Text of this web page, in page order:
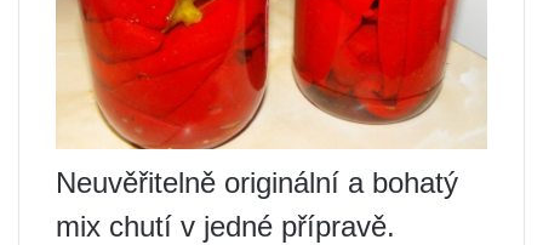
Neuvěřitelně originální a bohatý
mix chutí v jedné přípravě.